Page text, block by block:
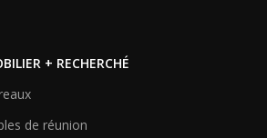
+ RECHERCHÉ
de réunion